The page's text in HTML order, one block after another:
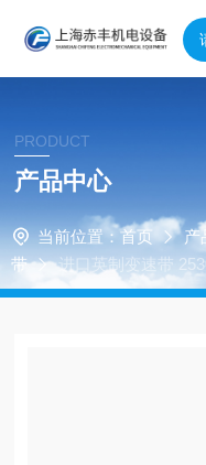
PRODUCT
产品中心
当前位置： 首页 产
带
进口英制变速带
V555,4830V850